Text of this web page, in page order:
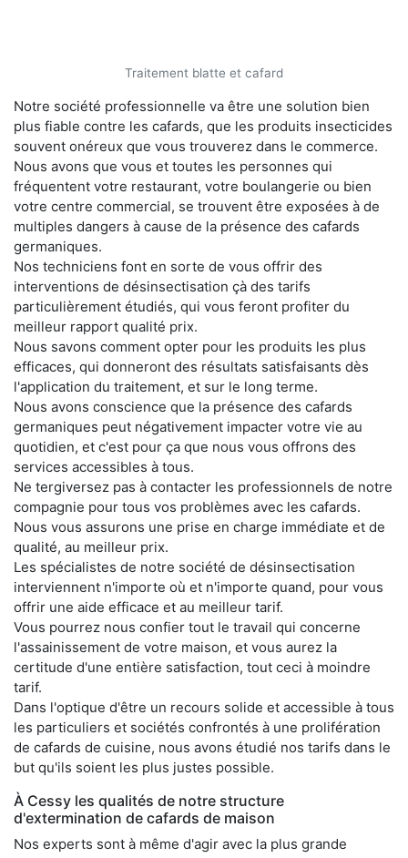
Traitement blatte et cafard
Notre société professionnelle va être une solution bien
plus fiable contre les cafards, que les produits insecticides
souvent onéreux que vous trouverez dans le commerce.
Nous avons que vous et toutes les personnes qui
fréquentent votre restaurant, votre boulangerie ou bien
votre centre commercial, se trouvent être exposées à de
multiples dangers à cause de la présence des cafards
germaniques.
Nos techniciens font en sorte de vous offrir des
interventions de désinsectisation çà des tarifs
particulièrement étudiés, qui vous feront profiter du
meilleur rapport qualité prix.
Nous savons comment opter pour les produits les plus
efficaces, qui donneront des résultats satisfaisants dès
l'application du traitement, et sur le long terme.
Nous avons conscience que la présence des cafards
germaniques peut négativement impacter votre vie au
quotidien, et c'est pour ça que nous vous offrons des
services accessibles à tous.
Ne tergiversez pas à contacter les professionnels de notre
compagnie pour tous vos problèmes avec les cafards.
Nous vous assurons une prise en charge immédiate et de
qualité, au meilleur prix.
Les spécialistes de notre société de désinsectisation
interviennent n'importe où et n'importe quand, pour vous
offrir une aide efficace et au meilleur tarif.
Vous pourrez nous confier tout le travail qui concerne
l'assainissement de votre maison, et vous aurez la
certitude d'une entière satisfaction, tout ceci à moindre
tarif.
Dans l'optique d'être un recours solide et accessible à tous
les particuliers et sociétés confrontés à une prolifération
de cafards de cuisine, nous avons étudié nos tarifs dans le
but qu'ils soient les plus justes possible.
À Cessy les qualités de notre structure
d'extermination de cafards de maison
Nos experts sont à même d'agir avec la plus grande